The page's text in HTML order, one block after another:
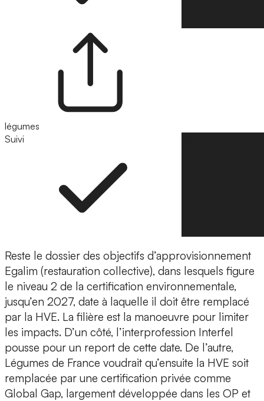
légumes
Suivi
Reste le dossier des objectifs d’approvisionnement
Egalim (restauration collective), dans lesquels figure
le niveau 2 de la certification environnementale,
jusqu’en 2027, date à laquelle il doit être remplacé
par la HVE. La filière est la manoeuvre pour limiter
les impacts. D’un côté, l’interprofession Interfel
pousse pour un report de cette date. De l’autre,
Légumes de France voudrait qu’ensuite la HVE soit
remplacée par une certification privée comme
Global Gap, largement développée dans les OP et